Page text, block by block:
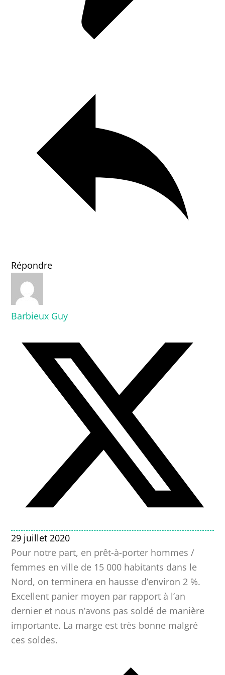
Répondre
Barbieux Guy
29 juillet 2020
Pour notre part, en prêt-à-porter hommes /
femmes en ville de 15 000 habitants dans le
Nord, on terminera en hausse d’environ 2 %.
Excellent panier moyen par rapport à l’an
dernier et nous n’avons pas soldé de manière
importante. La marge est très bonne malgré
ces soldes.